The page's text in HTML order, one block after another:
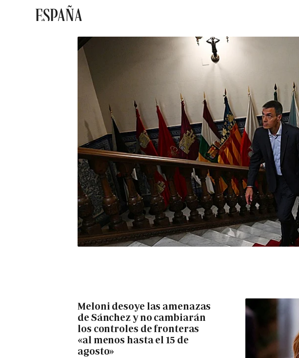
ESPAÑA
Meloni desoye las amenazas
de Sánchez y no cambiarán
los controles de fronteras
«al menos hasta el 15 de
agosto»